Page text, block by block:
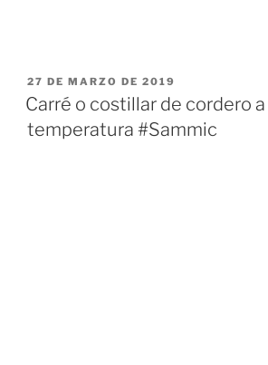
PUBLICADO
EL
27 DE MARZO DE 2019
Carré o costillar de cordero a
temperatura #Sammic